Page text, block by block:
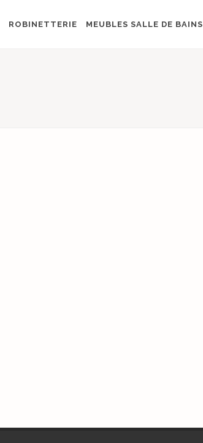
ROBINETTERIE MEUBLES SALLE DE BAINS